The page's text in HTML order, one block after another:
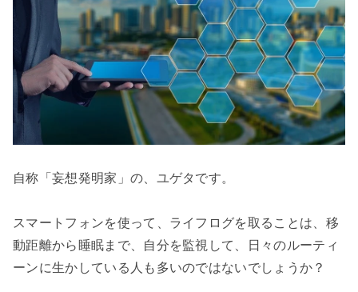
自称「妄想発明家」の、ユゲタです。
スマートフォンを使って、ライフログを取ることは、移
動距離から睡眠まで、自分を監視して、日々のルーティ